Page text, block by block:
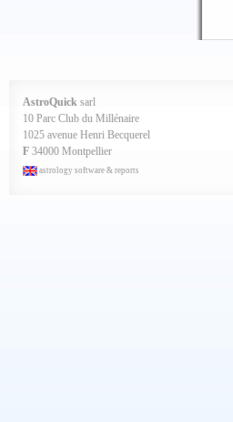
AstroQuick sarl
10 Parc Club du Millénaire
1025 avenue Henri Becquerel
F 34000 Montpellier
astrology software & reports